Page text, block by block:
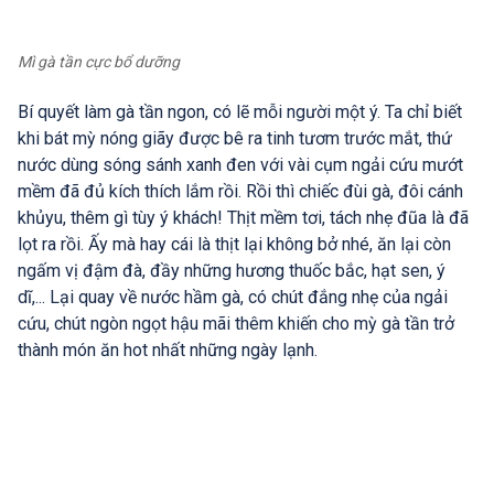
Mì gà tần cực bổ dưỡng
Bí quyết làm gà tần ngon, có lẽ mỗi người một ý. Ta chỉ biết
khi bát mỳ nóng giãy được bê ra tinh tươm trước mắt, thứ
nước dùng sóng sánh xanh đen với vài cụm ngải cứu mướt
mềm đã đủ kích thích lắm rồi. Rồi thì chiếc đùi gà, đôi cánh
khủyu, thêm gì tùy ý khách! Thịt mềm tơi, tách nhẹ đũa là đã
lọt ra rồi. Ấy mà hay cái là thịt lại không bở nhé, ăn lại còn
ngấm vị đậm đà, đầy những hương thuốc bắc, hạt sen, ý
dĩ,... Lại quay về nước hầm gà, có chút đắng nhẹ của ngải
cứu, chút ngòn ngọt hậu mãi thêm khiến cho mỳ gà tần trở
thành món ăn hot nhất những ngày lạnh.